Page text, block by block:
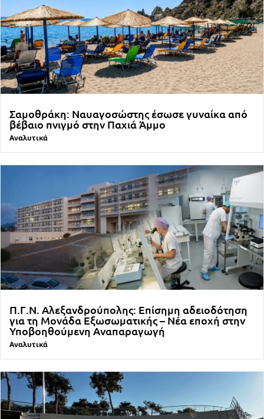
Σαμοθράκη: Ναυαγοσώστης έσωσε γυναίκα από
βέβαιο πνιγμό στην Παχιά Άμμο
Αναλυτικά
Π.Γ.Ν. Αλεξανδρούπολης: Επίσημη αδειοδότηση
για τη Μονάδα Εξωσωματικής – Νέα εποχή στην
Υποβοηθούμενη Αναπαραγωγή
Αναλυτικά